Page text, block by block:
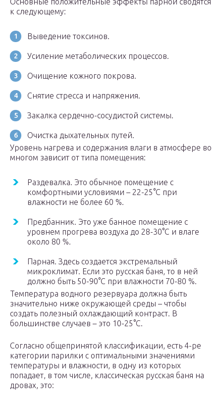
к следующему:
Выведение токсинов.
Усиление метаболических процессов.
Очищение кожного покрова.
Снятие стресса и напряжения.
Закалка сердечно-сосудистой системы.
Очистка дыхательных путей.
Уровень нагрева и содержания влаги в атмосфере во
многом зависит от типа помещения:
Раздевалка. Это обычное помещение с
комфортными условиями – 22-25°C при
влажности не более 60 %.
Предбанник. Это уже банное помещение с
уровнем прогрева воздуха до 28-30°C и влаге
около 80 %.
Парная. Здесь создается экстремальный
микроклимат. Если это русская баня, то в ней
должно быть 50-90°C при влажности 70-80 %.
Температура водного резервуара должна быть
значительно ниже окружающей среды – чтобы
создать полезный охлаждающий контраст. В
большинстве случаев – это 10-25°C.
Согласно общепринятой классификации, есть 4-ре
категории парилки с оптимальными значениями
температуры и влажности, в одну из которых
попадает, в том числе, классическая русская баня на
дровах, это: